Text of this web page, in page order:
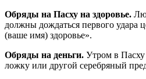
Обряды на Пасху на здоровье.
должны дождаться первого удара
(ваше имя) здоровье».
Обряды на деньги. Утром в Пасху
ложку или другой серебряный